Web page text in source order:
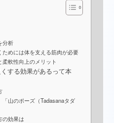
分析
めには体を支える筋肉が必要
軟性向上のメリット
する効果があるって本
山のポーズ（Tadasanaタダ
の効果は